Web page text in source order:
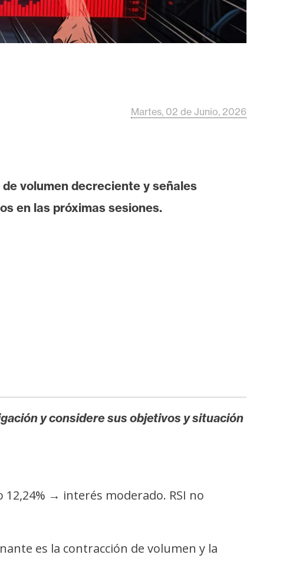
Martes, 02 de Junio, 2026
volumen decreciente y señales
en las próximas sesiones.
y considere sus objetivos y situación
12,24% → interés moderado. RSI no
es la contracción de volumen y la